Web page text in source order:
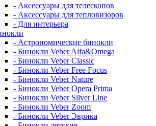
- Аксессуары для телескопов
- Аксессуары для тепловизоров
- Для интерьера
- Астрономические бинокли
- Бинокли Veber Alfa&Omega
- Бинокли Veber Classic
- Бинокли Veber Free Focus
- Бинокли Veber Nature
- Бинокли Veber Opera Prima
- Бинокли Veber Silver Line
- Бинокли Veber Zoom
- Бинокли Veber Эврика